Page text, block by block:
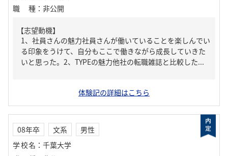
職種 ： 非公開
【志望動機】
1、社員さんの魅力社員さんが働いていることを楽しんでい
る印象をうけて、自分もここで働きながら成長していきた
いと思った。2、TYPEの魅力他社の転職雑誌と比較した...
体験記の詳細はこちら
08年卒 文系
男性
学校名 ： 千葉大学